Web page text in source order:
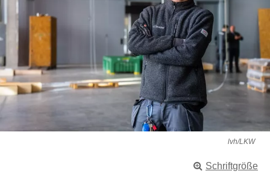
lvh/LKW
Schriftgröße